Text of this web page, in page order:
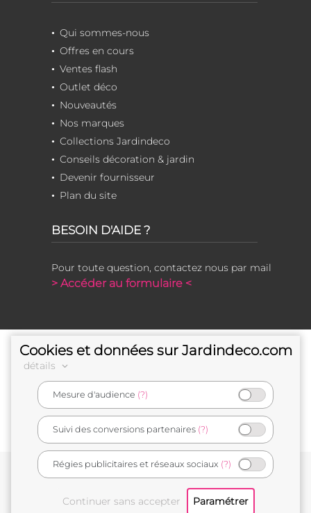
Qui sommes-nous
Offres en cours
Ventes flash
Outlet déco
Nouveautés
Nos marques
Collections Jardindeco
Conseils décoration & jardin
Devenir fournisseur
Plan du site
BESOIN D'AIDE ?
Pour toute question, contactez nous par mail
> Accéder au formulaire <
e-commerçant français
Cookies et données sur Jardindeco.com
détails
Mesure d'audience (?)
Suivi des conversions partenaires (?)
Régies publicitaires et réseaux sociaux (?)